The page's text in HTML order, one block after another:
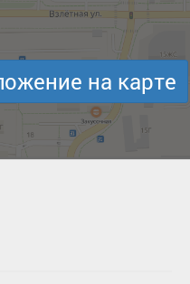
на карте